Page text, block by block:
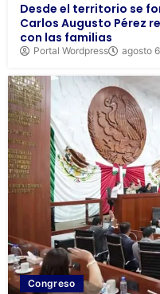
Desde el territorio se
Carlos Augusto Pérez
con las familias
Portal Wordpress agosto
Congreso